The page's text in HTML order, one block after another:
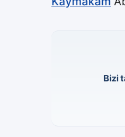
Bizi